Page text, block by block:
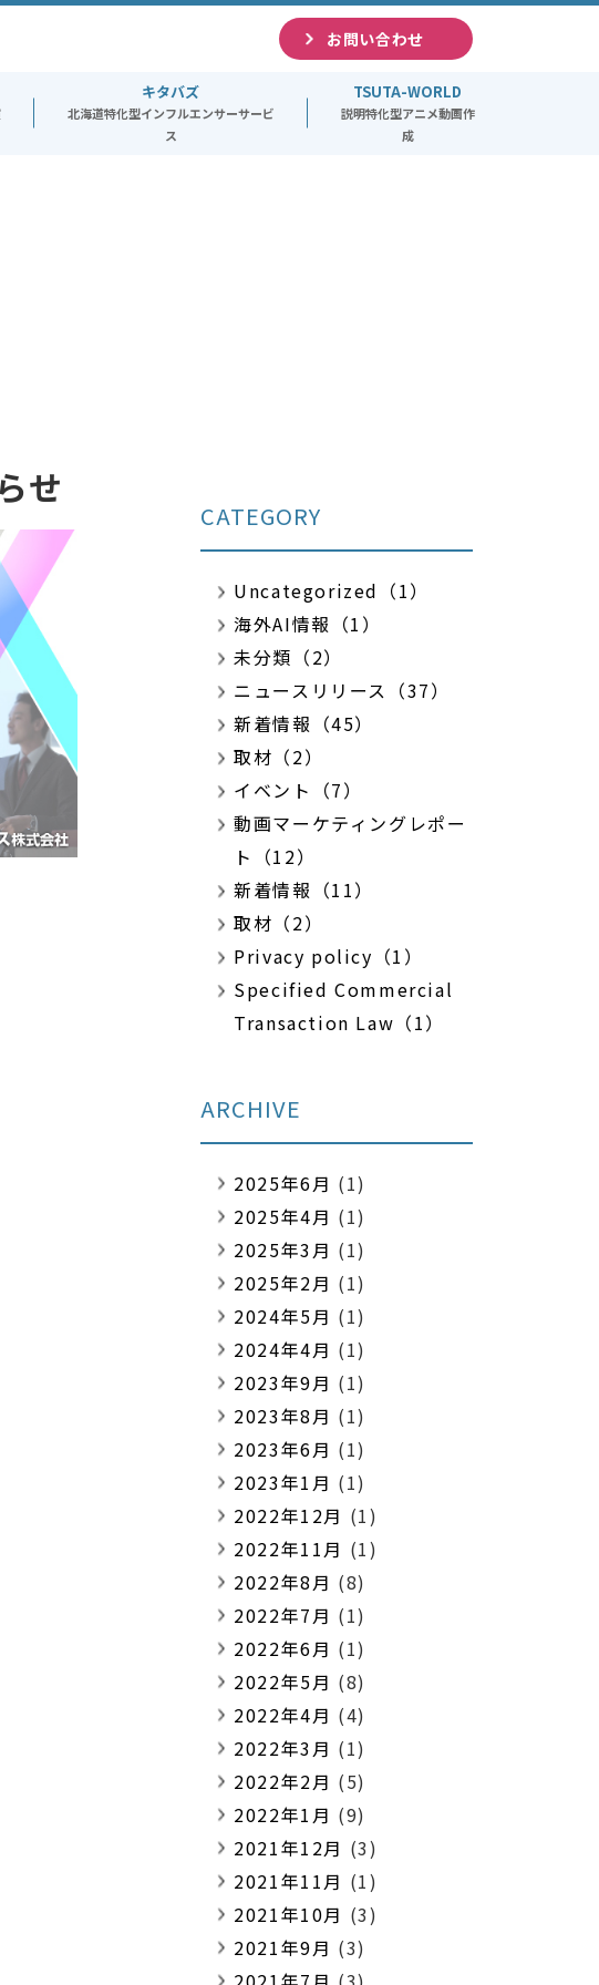
お問い合わせ
キタバズ
北海道特化型インフルエンサーサービ
ス
TSUTA-WORLD
説明特化型アニメ動画作
成
せ
CATEGORY
Uncategorized（1）
海外AI情報（1）
未分類（2）
ニュースリリース（37）
新着情報（45）
取材（2）
イベント（7）
動画マーケティングレポー
ト（12）
新着情報（11）
取材（2）
Privacy policy（1）
Specified Commercial
Transaction Law（1）
ARCHIVE
2025年6月 (1)
2025年4月 (1)
2025年3月 (1)
2025年2月 (1)
2024年5月 (1)
2024年4月 (1)
2023年9月 (1)
2023年8月 (1)
2023年6月 (1)
2023年1月 (1)
2022年12月 (1)
2022年11月 (1)
2022年8月 (8)
2022年7月 (1)
2022年6月 (1)
2022年5月 (8)
2022年4月 (4)
2022年3月 (1)
2022年2月 (5)
2022年1月 (9)
2021年12月 (3)
2021年11月 (1)
2021年10月 (3)
2021年9月 (3)